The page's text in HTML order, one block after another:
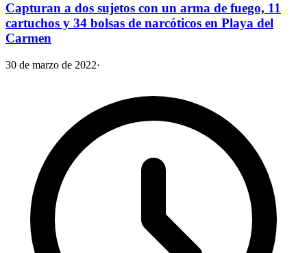
Capturan a dos sujetos con un arma de fuego, 11
cartuchos y 34 bolsas de narcóticos en Playa del
Carmen
30 de marzo de 2022·